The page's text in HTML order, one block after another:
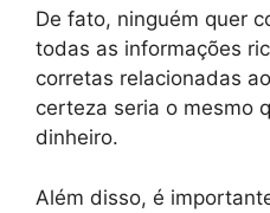
De fato, ninguém quer
todas as informações
corretas relacionadas
certeza seria o mesmo
dinheiro.
Além disso, é